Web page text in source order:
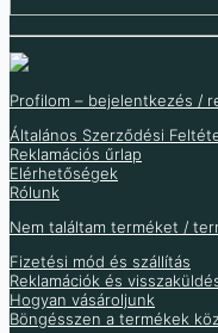
fotoellenállás
XH-M131 modul
988Ft
NE555 relével
1 121Ft
(ÁFA nélkül 883Ft
Profilom – bejelentkezés /
Általános Szerződési
Reklamációs űrlap
Elérhetőségek
Rólunk
Nem találtam terméket /
Fizetési mód és szállítás
Reklamációk és
Hogyan vásároljunk
Böngésszen a termékek